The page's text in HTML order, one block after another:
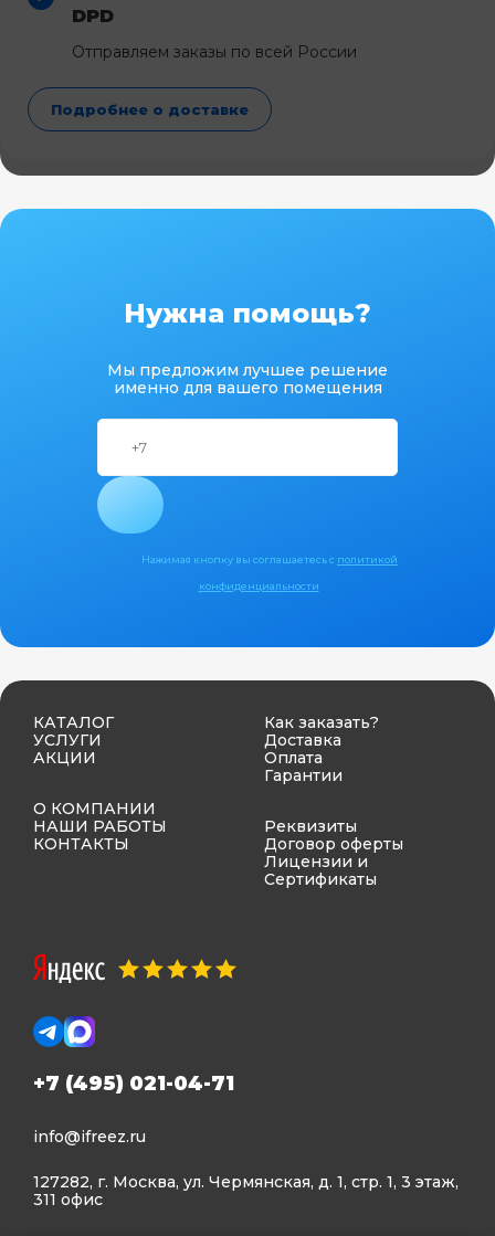
DPD
Отправляем заказы по всей России
Подробнее о доставке
Нужна помощь?
Мы предложим лучшее решение
именно для вашего помещения
Нажимая кнопку вы соглашаетесь с политикой
конфиденциальности
КАТАЛОГ
УСЛУГИ
АКЦИИ
О КОМПАНИИ
НАШИ РАБОТЫ
КОНТАКТЫ
Как заказать?
Доставка
Оплата
Гарантии
Реквизиты
Договор оферты
Лицензии и
Сертификаты
+7 (495) 021-04-71
info@ifreez.ru
127282, г. Москва, ул. Чермянская, д. 1, стр. 1, 3 этаж,
311 офис